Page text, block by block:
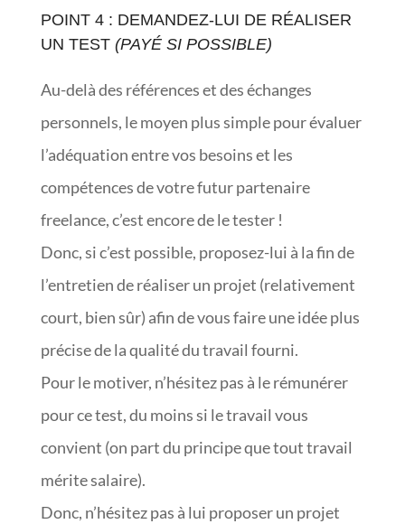
POINT 4 : DEMANDEZ-LUI DE RÉALISER
UN TEST (PAYÉ SI POSSIBLE)
Au-delà des références et des échanges
personnels, le moyen plus simple pour évaluer
l’adéquation entre vos besoins et les
compétences de votre futur partenaire
freelance, c’est encore de le tester !
Donc, si c’est possible, proposez-lui à la fin de
l’entretien de réaliser un projet (relativement
court, bien sûr) afin de vous faire une idée plus
précise de la qualité du travail fourni.
Pour le motiver, n’hésitez pas à le rémunérer
pour ce test, du moins si le travail vous
convient (on part du principe que tout travail
mérite salaire).
Donc, n’hésitez pas à lui proposer un projet